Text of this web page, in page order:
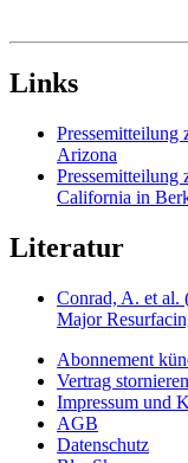
Links
Pressemitteilung
Arizona
Pressemitteilung
California in
Literatur
Conrad, A. et
Major
Abonnement
Vertrag stornieren
Impressum und
AGB
Datenschutz